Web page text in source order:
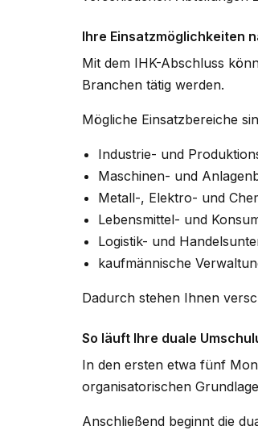
Ihre Einsatzmöglichkeiten
Mit dem IHK-Abschluss
Branchen tätig werden.
Mögliche Einsatzbereiche
Industrie- und
Maschinen- und
Metall-, Elektro- und
Lebensmittel- und
Logistik- und
kaufmännische
Dadurch stehen Ihnen
So läuft Ihre duale
In den ersten etwa fünf
organisatorischen
Anschließend beginnt die